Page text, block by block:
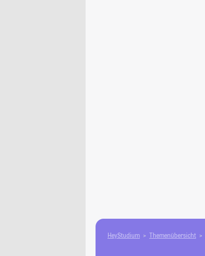
HeyStudium Themenübersicht